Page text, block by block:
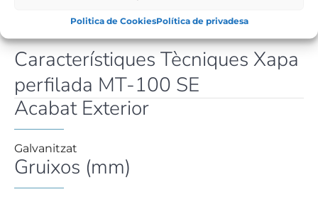
Politica de CookiesPolítica de privadesa
Característiques Tècniques Xapa
perfilada MT-100 SE
Acabat Exterior
Galvanitzat
Gruixos (mm)